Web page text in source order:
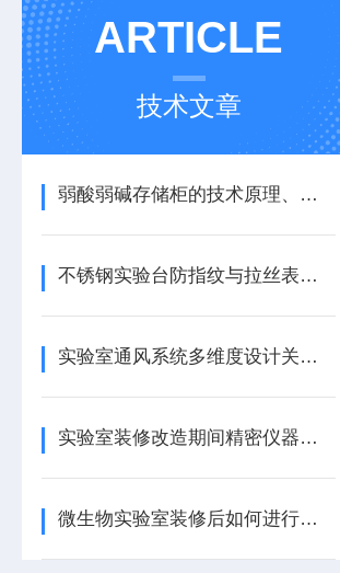
ARTICLE
技术文章
弱酸弱碱存储柜的技术原理、材料选择与安全设计要点
不锈钢实验台防指纹与拉丝表面处理技术：美观与实用的平衡
实验室通风系统多维度设计关键要素
实验室装修改造期间精密仪器的搬迁保护方案
微生物实验室装修后如何进行空间熏蒸灭菌